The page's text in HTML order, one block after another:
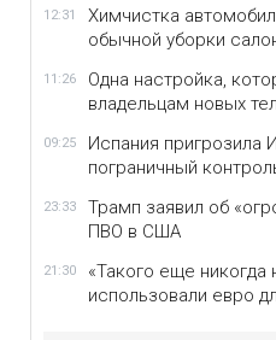
12:31
Химчистка
обычной уборки
11:26
Одна настройка,
владельцам новых
09:25
Испания пригрозила
пограничный
23:33
Трамп заявил об
ПВО в США
21:30
«Такого еще
использовали евро